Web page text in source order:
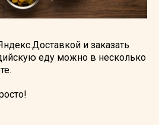
и заказать
еду можно в несколько